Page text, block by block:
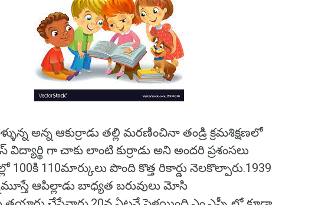
అన్న ఆకుర్రాడు తల్లి మరణించినా తండ్రి క్రమశిక్షణలో
విద్యార్థి గా చాకు లాంటి కుర్రాడు అని అందరి ప్రశంసలు
100కి 110మార్కులు పొంది కొత్త రికార్డు నెలకొల్పారు.1939
ఆపిల్లాడు బాధ్యత బరువులు మోసి